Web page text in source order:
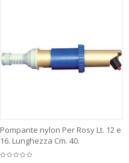
Pompante nylon Per Rosy Lt. 12 e
16. Lunghezza Cm. 40.